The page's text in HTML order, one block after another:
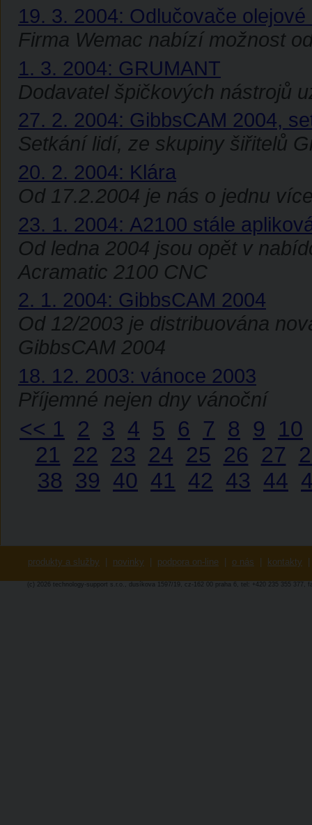
19. 3. 2004: Odlučovače olejové
Firma Wemac nabízí možnost
1. 3. 2004: GRUMANT
Dodavatel špičkových nástrojů
27. 2. 2004: GibbsCAM 2004,
Setkání lidí, ze skupiny šiřitelů
20. 2. 2004: Klára
Od 17.2.2004 je nás o jednu
23. 1. 2004: A2100 stále
Od ledna 2004 jsou opět v
Acramatic 2100 CNC
2. 1. 2004: GibbsCAM 2004
Od 12/2003 je distribuována
GibbsCAM 2004
18. 12. 2003: vánoce 2003
Příjemné nejen dny vánoční
<< 1 2 3 4 5 6 7 8 9
10
21
22 23 24 25 26 27
38 39 40 41 42 43 44
produkty a služby novinky podpora on-line o nás kontakty
(c) 2026 technology-support s.r.o., dusíkova 1597/19, cz-162 00 praha 6, tel: +420 235 355 377,